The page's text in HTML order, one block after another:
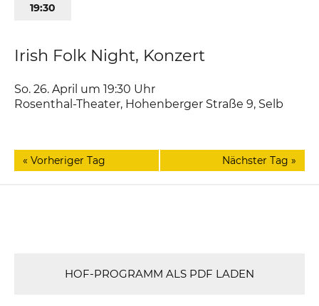
19:30
Irish Folk Night, Konzert
So. 26. April um 19:30 Uhr
Rosenthal-Theater, Hohenberger Straße 9 Selb
« Vorheriger Tag Nächster Tag »
HOF-PROGRAMM ALS PDF LADEN